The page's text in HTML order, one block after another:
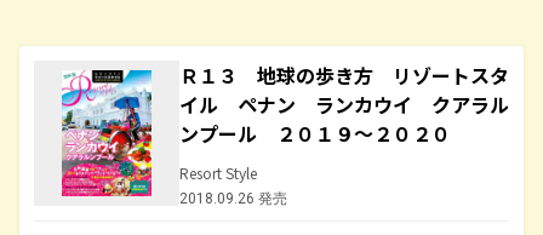
Ｒ１３ 地球の歩き方 リゾートスタ
イル ペナン ランカウイ クアラル
ンプール ２０１９～２０２０
Resort Style
2018.09.26 発売